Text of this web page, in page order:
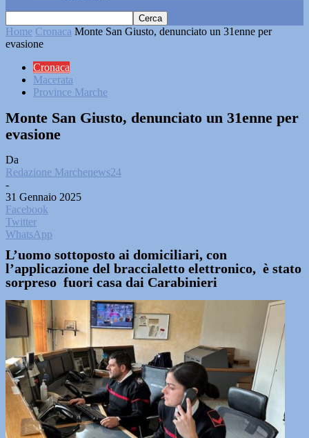
Home Cronaca Monte San Giusto, denunciato un 31enne per
evasione
Cronaca
Macerata
Province Marche
Monte San Giusto, denunciato un 31enne per
evasione
Da
Redazione Marchenews24
-
31 Gennaio 2025
Facebook
Twitter
WhatsApp
L’uomo sottoposto ai domiciliari, con
l’applicazione del braccialetto elettronico, è stato
sorpreso fuori casa dai Carabinieri